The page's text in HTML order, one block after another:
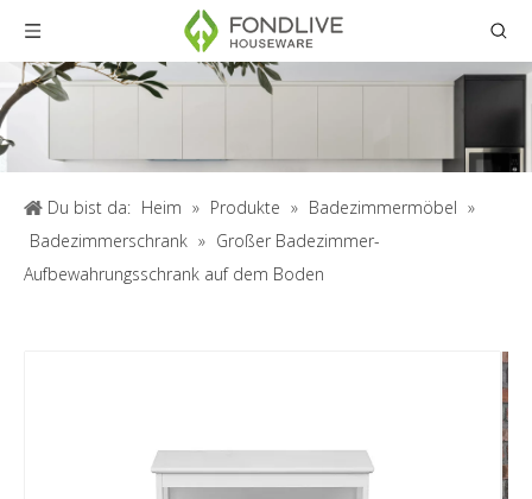
Du bist da: Heim » Produkte » Badezimmermöbel »
Badezimmerschrank » Großer Badezimmer-
Aufbewahrungsschrank auf dem Boden